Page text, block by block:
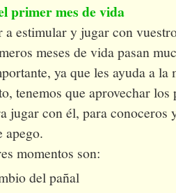
primer mes de vida
a estimular y jugar con
meses de vida pasan
ya que les ayuda a
tenemos que aprovechar los
jugar con él, para conoceros
apego.
momentos son:
del pañal